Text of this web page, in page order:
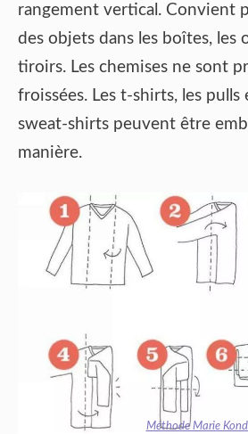
rangement vertical. Convient
des objets dans les boîtes, les
tiroirs. Les chemises ne sont
froissées. Les t-shirts, les pulls
sweat-shirts peuvent être
manière.
Méthode Marie